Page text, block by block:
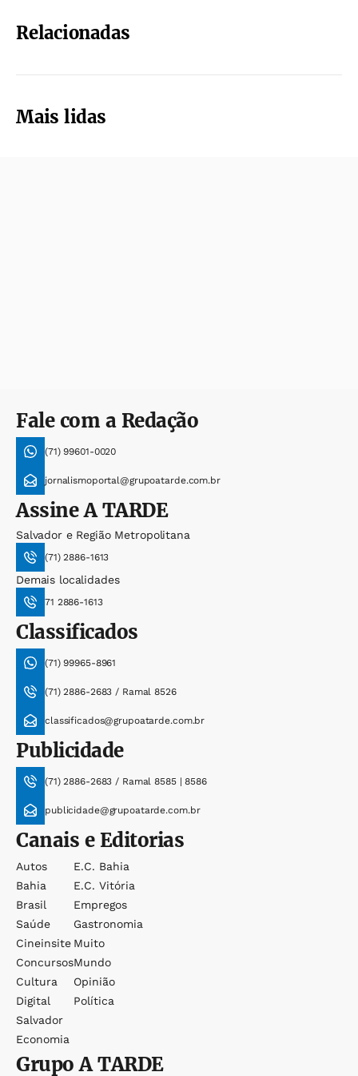
Relacionadas
Mais lidas
Fale com a Redação
(71) 99601-0020
jornalismoportal@grupoatarde.com.br
AssineA TARDE
Salvador e Região Metropolitana
(71) 2886-1613
Demais localidades
71 2886-1613
Classificados
(71) 99965-8961
(71) 2886-2683 / Ramal 8526
classificados@grupoatarde.com.br
Publicidade
(71) 2886-2683 / Ramal 8585 | 8586
publicidade@grupoatarde.com.br
Canais e Editorias
Autos
Bahia
Brasil
Saúde
Cineinsite
Concursos
Cultura
Digital
Salvador
Economia
E.c. Bahia
E.c. Vitória
Empregos
Gastronomia
Muito
Mundo
Opinião
Política
GrupoA TARDE